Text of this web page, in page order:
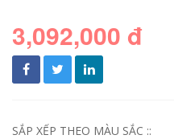
3,092,000 đ
SẮP XẾP THEO MÀU SẮC ::